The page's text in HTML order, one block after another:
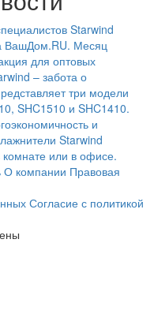
Starwind
ВашДом.RU. Месяц
для оптовых
– забота о
три модели
SHC1510 и SHC1410.
и
Starwind
или в офисе.
О компании Правовая
Согласие с политикой